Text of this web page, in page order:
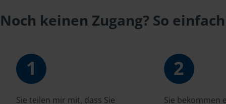
Noch keinen Zugang? So
1
Sie teilen mir mit, dass Sie
2
Sie bekommen